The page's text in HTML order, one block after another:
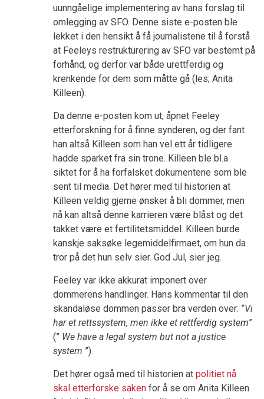
uunngåelige implementering av hans forslag til
omlegging av SFO. Denne siste e-posten ble
lekket i den hensikt å få journalistene til å forstå
at Feeleys restrukturering av SFO var bestemt på
forhånd, og derfor var både urettferdig og
krenkende for dem som måtte gå (les; Anita
Killeen).
Da denne e-posten kom ut, åpnet Feeley
etterforskning for å finne synderen, og der fant
han altså Killeen som han vel ett år tidligere
hadde sparket fra sin trone. Killeen ble bl.a.
siktet for å ha forfalsket dokumentene som ble
sent til media. Det hører med til historien at
Killeen veldig gjerne ønsker å bli dommer, men
nå kan altså denne karrieren være blåst og det
takket være et fertilitetsmiddel. Killeen burde
kanskje saksøke legemiddelfirmaet, om hun da
tror på det hun selv sier. God Jul, sier jeg.
Feeley var ikke akkurat imponert over
dommerens handlinger. Hans kommentar til den
skandaløse dommen passer bra verden over: ”Vi
har et rettssystem, men ikke et rettferdig system”
(” We have a legal system but not a justice
system ”).
Det hører også med til historien at politiet nå
skal etterforske saken for å se om Anita Killeen